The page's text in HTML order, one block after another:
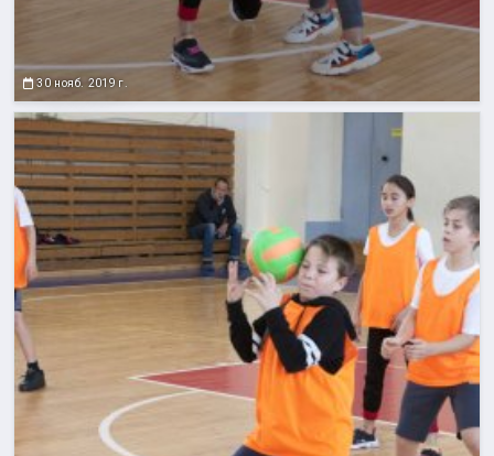
30 нояб. 2019 г.